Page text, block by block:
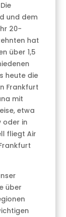
und dem
20-
hat
über 1,5
heute die
Frankfurt
mit
etwa
oder in
fliegt Air
über